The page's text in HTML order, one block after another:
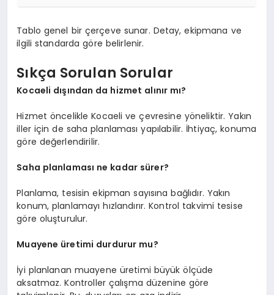
Tablo genel bir çerçeve sunar. Detay, ekipmana ve
ilgili standarda göre belirlenir.
Sıkça Sorulan Sorular
Kocaeli dışından da hizmet alınır mı?
Hizmet öncelikle Kocaeli ve çevresine yöneliktir. Yakın
iller için de saha planlaması yapılabilir. İhtiyaç, konuma
göre değerlendirilir.
Saha planlaması ne kadar sürer?
Planlama, tesisin ekipman sayısına bağlıdır. Yakın
konum, planlamayı hızlandırır. Kontrol takvimi tesise
göre oluşturulur.
Muayene üretimi durdurur mu?
İyi planlanan muayene üretimi büyük ölçüde
aksatmaz. Kontroller çalışma düzenine göre